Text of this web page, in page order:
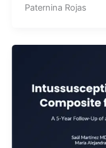
Paternina Rojas